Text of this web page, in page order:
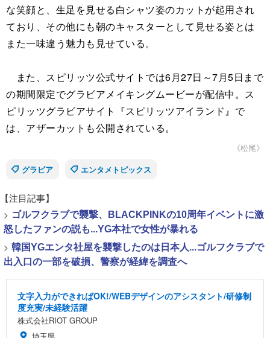
な笑顔と、生足を見せる白シャツ姿のカットが起用され
ており、その他にも朝のキャスターとして見せる姿とは
また一味違う魅力も見せている。
また、スピリッツ公式サイトでは6月27日～7月5日まで
の期間限定でグラビアメイキングムービーが配信中。ス
ピリッツグラビアサイト『スピリッツアイランド』で
は、アザーカットも公開されている。
《松尾》
グラビア
エンタメトピックス
【注目記事】
> ゴルフクラブで襲撃、BLACKPINKの10周年イベントに激
怒したファンの説も...YG本社で女性が暴れる
> 韓国YGエンタ社屋を襲撃したのは日本人...ゴルフクラブで
出入口の一部を破損、警察が経緯を調査へ
文字入力ができればOK!/WEBデザインのアシスタント/研修制
度充実/未経験活躍
株式会社RIOT GROUP